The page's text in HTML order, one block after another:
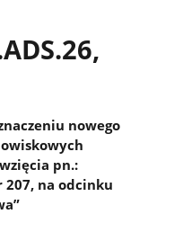
nowego
pn.:
na odcinku